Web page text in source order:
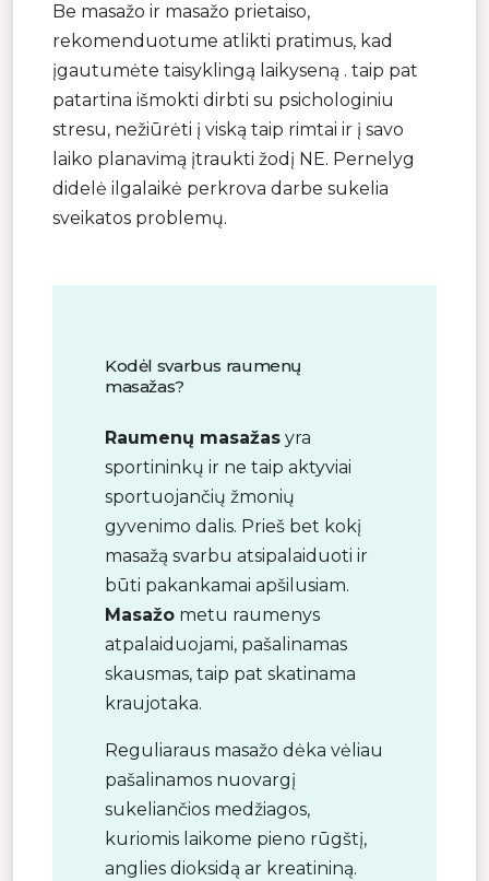
Be masažo ir masažo prietaiso,
rekomenduotume atlikti pratimus, kad
įgautumėte taisyklingą laikyseną . taip pat
patartina išmokti dirbti su psichologiniu
stresu, nežiūrėti į viską taip rimtai ir į savo
laiko planavimą įtraukti žodį NE. Pernelyg
didelė ilgalaikė perkrova darbe sukelia
sveikatos problemų.
Kodėl svarbus raumenų
masažas?
Raumenų masažas yra
sportininkų ir ne taip aktyviai
sportuojančių žmonių
gyvenimo dalis. Prieš bet kokį
masažą svarbu atsipalaiduoti ir
būti pakankamai apšilusiam.
Masažo metu raumenys
atpalaiduojami, pašalinamas
skausmas, taip pat skatinama
kraujotaka.
Reguliaraus masažo dėka vėliau
pašalinamos nuovargį
sukeliančios medžiagos,
kuriomis laikome pieno rūgštį,
anglies dioksidą ar kreatininą.